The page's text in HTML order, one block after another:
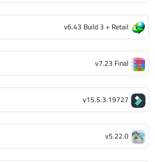
v6.43 Build 3 + Retail
v7.23 Final
v15.5.3.19727
v5.22.0